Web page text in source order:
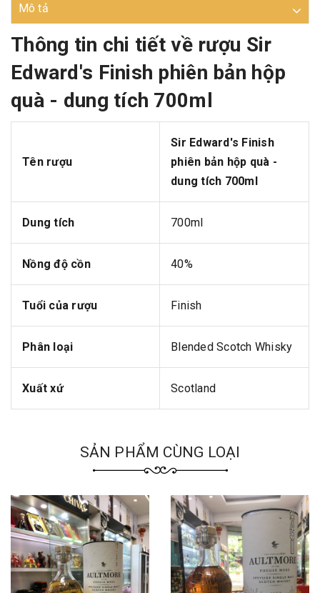
Mô tả
Thông tin chi tiết về rượu Sir
Edward's Finish phiên bản hộp
quà - dung tích 700ml
Tên rượu
Sir Edward's Finish
phiên bản hộp quà -
dung tích 700ml
Dung tích 700ml
Nồng độ cồn 40%
Tuổi của rượu Finish
Phân loại Blended Scotch Whisky
Xuất xứ Scotland
SẢN PHẨM CÙNG LOẠI